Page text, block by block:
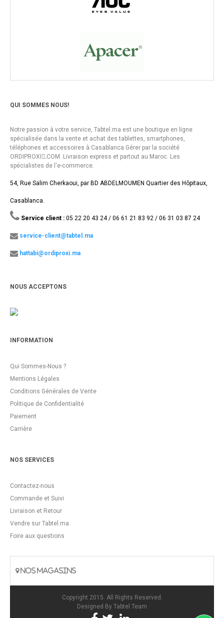
QUI SOMMES NOUS!
Notre passion à votre service, Tabtel.ma est une boutique en ligne
spécialisée dans la vente et achat des tablettes, smartphones,
téléphones et accessoires à Casablanca Gérer par la société
ORDIPROXI.ِCOM. Livraison express et partout au Maroc. Les
spécialistes de l'e-commerce.
54, Rue Salim Cherkaoui, par BD ABDELMOUMEN Quartier des Hôpitaux,
Casablanca.
Service client : 05 22 20 43 24 / 06 61 21 83 92 / 06 31 03 87 24
service-client@tabtel.ma
hattabi@ordiproxi.ma
NOUS ACCEPTONS
INFORMATION
Qui Sommes-Nous ?
Mentions Légales
Conditions Générales de Vente
Politique de Confidentialité
Paiement
Carrière
NOS SERVICES
Contactez-nous
Commande et Suivi
Livraison et Retour
Vendre sur Tabtel.ma
Foire aux questions
NOS MAGASINS
Copyright 2015. All Rights Reserved.
Designed By Tabtel Team